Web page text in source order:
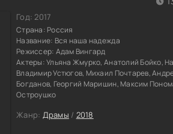
Год:2017
Страна: Россия
Название: Вся наша надежда
Режиссер: Адам Вингард
Актеры:Ульяна Жмурко, Анатолий Бойко,
Владимир Устюгов, Михаил Почтарев,
Богданов, Георгий Маришин, Максим
Остроушко
Жанр: Драмы / 2018